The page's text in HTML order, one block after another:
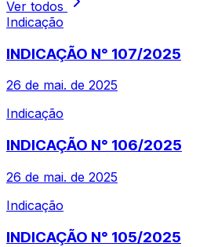
Ver todos
Indicação
INDICAÇÃO N° 107/2025
26 de mai. de 2025
Indicação
INDICAÇÃO N° 106/2025
26 de mai. de 2025
Indicação
INDICAÇÃO N° 105/2025